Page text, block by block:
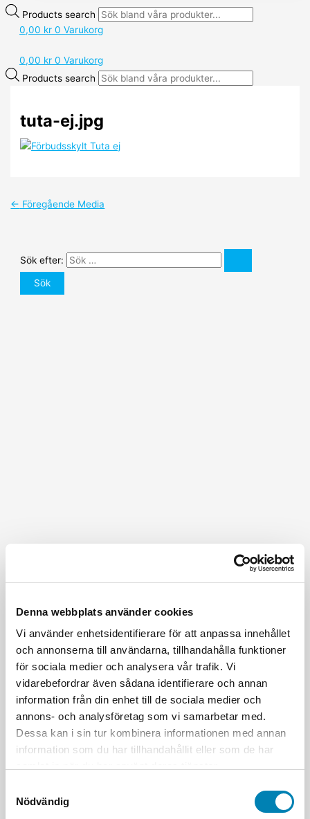
Denna webbplats använder cookies
Vi använder enhetsidentifierare för att anpassa innehållet
och annonserna till användarna, tillhandahålla funktioner
för sociala medier och analysera vår trafik. Vi
vidarebefordrar även sådana identifierare och annan
information från din enhet till de sociala medier och
annons- och analysföretag som vi samarbetar med.
Dessa kan i sin tur kombinera informationen med annan
information som du har tillhandahållit eller som de har
Nödvändig
Products search
0,00 kr 0 Varukorg
0,00 kr 0 Varukorg
Products search
tuta-ej.jpg
← Föregående Media
Sök efter: